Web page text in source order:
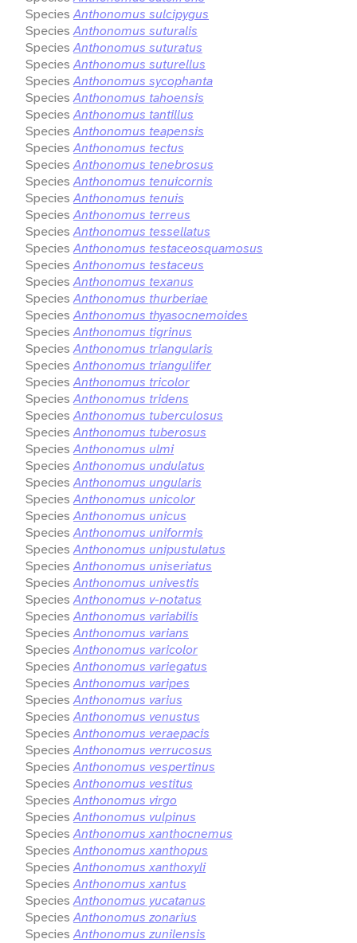
Species Anthonomus sulcipygus
Species Anthonomus suturalis
Species Anthonomus suturatus
Species Anthonomus suturellus
Species Anthonomus sycophanta
Species Anthonomus tahoensis
Species Anthonomus tantillus
Species Anthonomus teapensis
Species Anthonomus tectus
Species Anthonomus tenebrosus
Species Anthonomus tenuicornis
Species Anthonomus tenuis
Species Anthonomus terreus
Species Anthonomus tessellatus
Species Anthonomus testaceosquamosus
Species Anthonomus testaceus
Species Anthonomus texanus
Species Anthonomus thurberiae
Species Anthonomus thyasocnemoides
Species Anthonomus tigrinus
Species Anthonomus triangularis
Species Anthonomus triangulifer
Species Anthonomus tricolor
Species Anthonomus tridens
Species Anthonomus tuberculosus
Species Anthonomus tuberosus
Species Anthonomus ulmi
Species Anthonomus undulatus
Species Anthonomus ungularis
Species Anthonomus unicolor
Species Anthonomus unicus
Species Anthonomus uniformis
Species Anthonomus unipustulatus
Species Anthonomus uniseriatus
Species Anthonomus univestis
Species Anthonomus v-notatus
Species Anthonomus variabilis
Species Anthonomus varians
Species Anthonomus varicolor
Species Anthonomus variegatus
Species Anthonomus varipes
Species Anthonomus varius
Species Anthonomus venustus
Species Anthonomus veraepacis
Species Anthonomus verrucosus
Species Anthonomus vespertinus
Species Anthonomus vestitus
Species Anthonomus virgo
Species Anthonomus vulpinus
Species Anthonomus xanthocnemus
Species Anthonomus xanthopus
Species Anthonomus xanthoxyli
Species Anthonomus xantus
Species Anthonomus yucatanus
Species Anthonomus zonarius
Species Anthonomus zunilensis